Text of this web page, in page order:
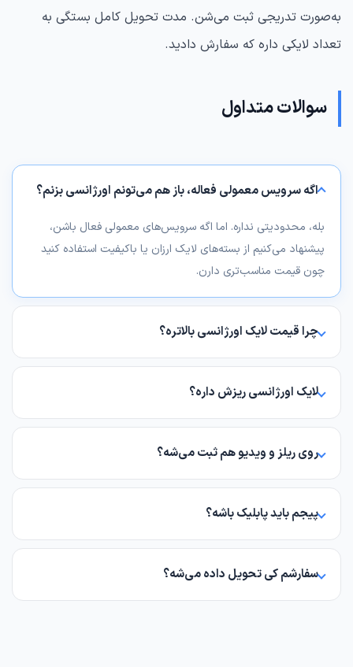
به‌صورت تدریجی ثبت می‌شن. مدت تحویل کامل بستگی به
تعداد لایکی داره که سفارش دادید.
سوالات متداول
اگه سرویس معمولی فعاله، باز هم می‌تونم اورژانسی بزنم؟
بله، محدودیتی نداره. اما اگه سرویس‌های معمولی فعال باشن،
پیشنهاد می‌کنیم از بسته‌های لایک ارزان یا باکیفیت استفاده کنید
چون قیمت مناسب‌تری دارن.
چرا قیمت لایک اورژانسی بالاتره؟
لایک اورژانسی از زیرساخت و سرورهای جداگانه‌ای استفاده می‌کنه
که همیشه فعال و آماده هستن. هزینه نگهداری این زیرساخت بالاتره
لایک اورژانسی ریزش داره؟
مقداری ریزش ممکنه اتفاق بیفته. میزان ریزش بسته به شرایط
اینستاگرام متفاوته ولی در حد قابل‌قبولیه.
روی ریلز و ویدیو هم ثبت می‌شه؟
بله، لایک اورژانسی روی عکس، ویدیو، ریلز و کاروسل قابل ثبته. فقط
لینک پست رو وارد کنید.
پیجم باید پابلیک باشه؟
بله، برای ثبت لایک لازمه پیج شما پابلیک باشه.
سفارشم کی تحویل داده می‌شه؟